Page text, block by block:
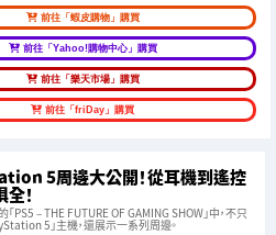
前往「蝦皮購物」購買
前往「Yahoo!購物中心」購買
前往「樂天市場」購買
前往「friDay」購買
5周邊大公開！從耳機到遙控
！
PS5 – THE FUTURE OF GAMING SHOW」中，不只
5」主機，還展示一系列周邊。